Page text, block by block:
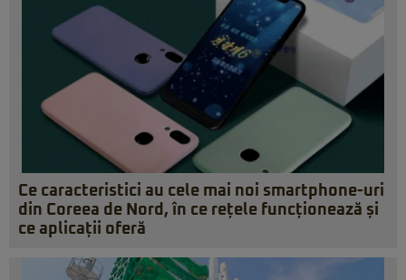
Ce caracteristici au cele mai noi smartphone-uri
din Coreea de Nord, în ce rețele funcționează și
ce aplicații oferă